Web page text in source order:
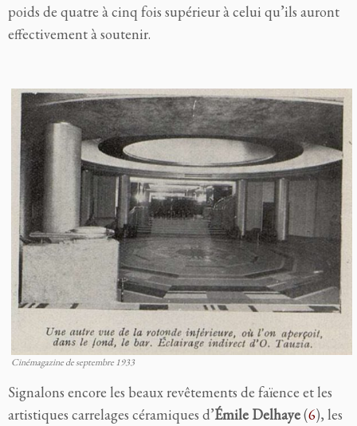
poids de quatre à cinq fois supérieur à celui qu’ils auront
effectivement à soutenir.
Cinémagazine de septembre 1933
Signalons encore les beaux revêtements de faïence et les
artistiques carrelages céramiques d’Émile Delhaye(6), les